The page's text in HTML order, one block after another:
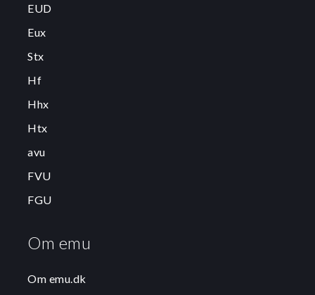
EUD
Eux
Stx
Hf
Hhx
Htx
avu
FVU
FGU
Om emu
Om emu.dk